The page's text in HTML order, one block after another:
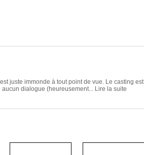
juste immonde à tout point de vue. Le casting est
dialogue (heureusement... Lire la suite